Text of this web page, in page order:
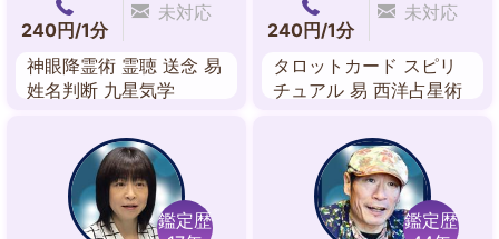
240円/1分
未対応
神眼降霊術 霊聴 送念 易
姓名判断 九星気学
240円/1分
未対応
タロットカード スピリ
チュアル 易 西洋占星術
鑑定歴
鑑定歴